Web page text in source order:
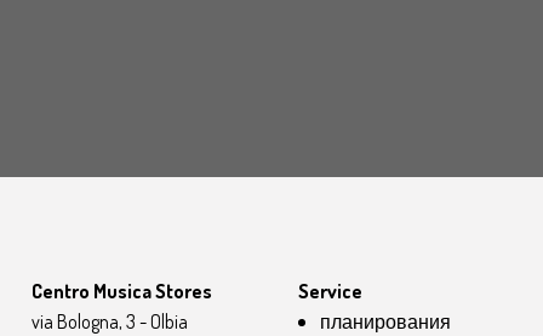
Centro Musica Stores
via Bologna, 3 - Olbia
Service
планирования